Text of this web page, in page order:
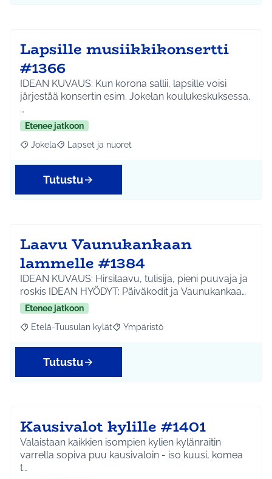
Lapsille musiikkikonsertti
#1366
IDEAN KUVAUS: Kun korona sallii, lapsille voisi
järjestää konsertin esim. Jokelan koulukeskuksessa.
…
Etenee jatkoon
Rajaa tulokset aihepiirin mukaan: Jokela
Jokela Rajaa tulokset teeman mukaan: Lapset ja nuoret
Lapset ja nuoret
Tutustu
Laavu Vaunukankaan
lammelle #1384
IDEAN KUVAUS: Hirsilaavu, tulisija, pieni puuvaja ja
roskis IDEAN HYÖDYT: Päiväkodit ja Vaunukankaa…
Etenee jatkoon
Rajaa tulokset aihepiirin mukaan: Etelä-Tuusulan kylät
Etelä-Tuusulan kylät Rajaa tulokset teeman mukaan:
Ympäristö
Tutustu
Kausivalot kylille #1401
Valaistaan kaikkien isompien kylien kylänraitin
varrella sopiva puu kausivaloin - iso kuusi, komea
t…